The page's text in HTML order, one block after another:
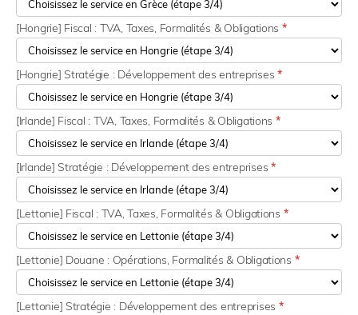
[Hongrie] Fiscal : TVA, Taxes, Formalités & Obligations *
[Hongrie] Stratégie : Développement des entreprises *
[Irlande] Fiscal : TVA, Taxes, Formalités & Obligations *
[Irlande] Stratégie : Développement des entreprises *
[Lettonie] Fiscal : TVA, Taxes, Formalités & Obligations *
[Lettonie] Douane : Opérations, Formalités & Obligations *
[Lettonie] Stratégie : Développement des entreprises *